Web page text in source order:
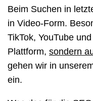
Beim Suchen in
in Video-Form.
TikTok, YouTube
Plattform, sondern
gehen wir in
ein.